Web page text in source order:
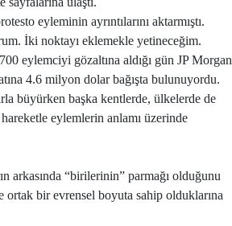
eyleminin ayrıntılarını aktarmıştı.
İki noktayı eklemekle yetineceğim.
eylemciyi gözaltına aldığı gün JP Morgan
4.6 milyon dolar bağışta bulunuyordu.
büyürken başka kentlerde, ülkelerde de
eylemlerin anlamı üzerinde
arkasında “birilerinin” parmağı olduğunu
bir evrensel boyuta sahip olduklarına